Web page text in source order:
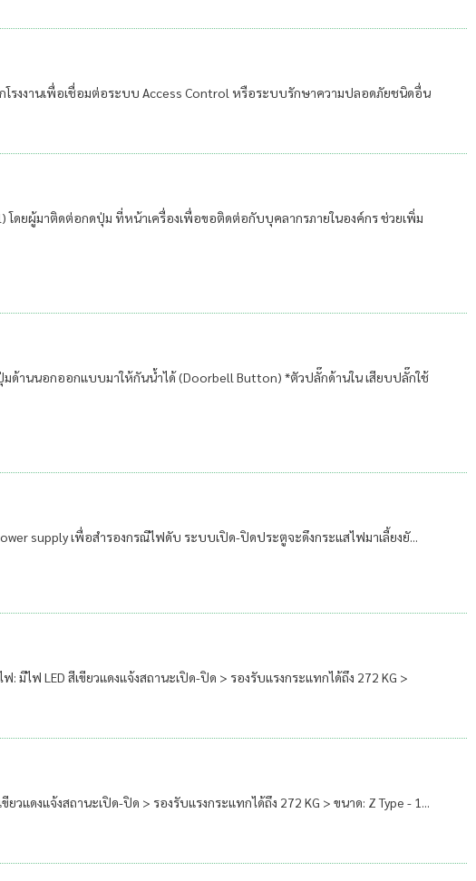
โรงงานเพื่อเชื่อมต่อระบบ Access Control หรือระบบรักษาความปลอดภัยชนิดอื่น
ดยผู้มาติดต่อกดปุ่ม ที่หน้าเครื่องเพื่อขอติดต่อกับบุคลากรภายในองค์กร ช่วยเพิ่ม
มด้านนอกออกแบบมาให้กันน้ำได้ (Doorbell Button) *ตัวปลั๊กด้านใน เสียบปลั๊กใช้
supply เพื่อสำรองกรณีไฟดับ ระบบเปิด-ปิดประตูจะดึงกระแสไฟมาเลี้ยงยั...
มีไฟ LED สีเขียวแดงแจ้งสถานะเปิด-ปิด > รองรับแรงกระแทกได้ถึง 272 KG >
แดงแจ้งสถานะเปิด-ปิด > รองรับแรงกระแทกได้ถึง 272 KG > ขนาด: Z Type - 1...